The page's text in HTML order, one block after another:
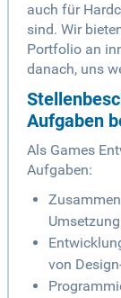
auch für
sind. Wir
Portfolio an
danach, uns
Aufgaben
Als Games
Aufgaben:
von